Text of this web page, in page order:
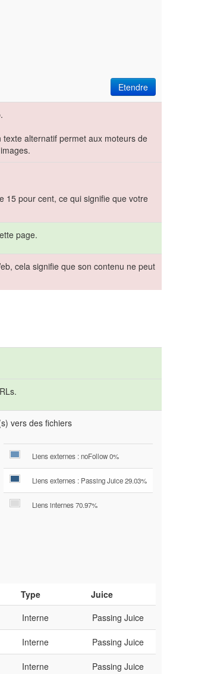
Etendre
alternatif permet aux moteurs de
15 pour cent, ce qui signifie que votre
page.
cela signifie que son contenu ne peut
vers des fichiers
Liens externes : noFollow 0%
Liens externes : Passing Juice 29.03%
Liens internes 70.97%
Type
Juice
Interne Passing Juice
Interne Passing Juice
Interne Passing Juice